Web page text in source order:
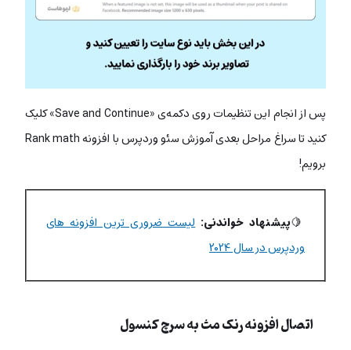
پس از انجام این تنظیمات روی دکمه‌ی «Save and Continue» کلیک
کنید تا سراغ مراحل بعدی آموزش سئو وردپرس با افزونه Rank math
برویم!
🍋پیشنهاد خواندنی:لیست ضروری ترین افزونه های
وردپرس در سال ۲۰۲۴
اتصال افزونه رنک مث به سرچ کنسول